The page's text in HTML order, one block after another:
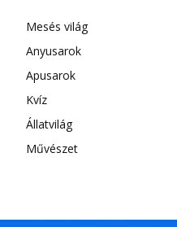
Mesés világ
Anyusarok
Apusarok
Kvíz
Állatvilág
Művészet